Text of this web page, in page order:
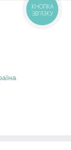
КНОПКА
ЗВ'ЯЗКУ